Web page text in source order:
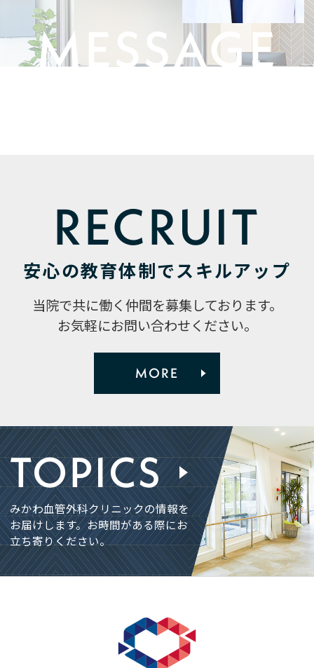
MESSAGE
RECRUIT
安心の教育体制でスキルアップ
当院で共に働く仲間を募集しております。
お気軽にお問い合わせください。
MORE
TOPICS
みかわ血管外科クリニックの情報を
お届けします。お時間がある際にお
立ち寄りください。